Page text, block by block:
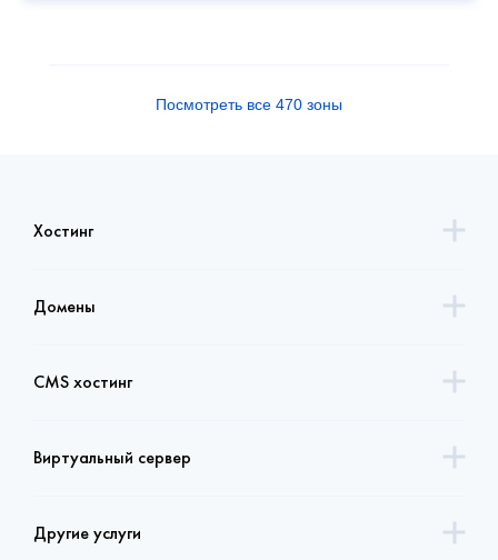
Посмотреть все 470 зоны
Хостинг
Домены
CMS хостинг
Виртуальный сервер
Другие услуги